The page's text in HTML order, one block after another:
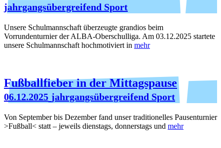
jahrgangsübergreifend Sport
Unsere Schulmannschaft überzeugte grandios beim
Vorrundenturnier der ALBA-Oberschulliga. Am 03.12.2025 startete
unsere Schulmannschaft hochmotiviert in mehr
Fußballfieber in der Mittagspause
06.12.2025 jahrgangsübergreifend Sport
Von September bis Dezember fand unser traditionelles Pausenturnier
>Fußball< statt – jeweils dienstags, donnerstags und mehr